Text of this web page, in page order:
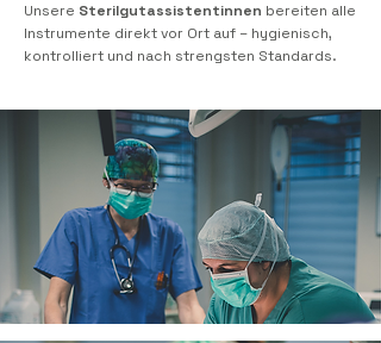
Unsere Sterilgutassistentinnen bereiten alle
Instrumente direkt vor Ort auf – hygienisch,
kontrolliert und nach strengsten Standards.